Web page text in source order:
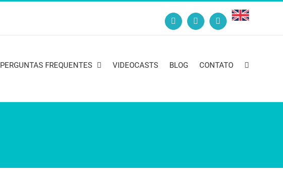
InstagramFacebookYouTube
English
PERGUNTAS FREQUENTES VIDEOCASTS BLOG CONTATO